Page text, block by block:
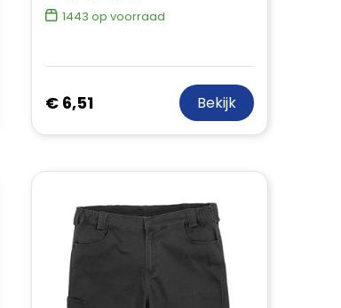
1443 op voorraad
€ 6,51 Bekijk